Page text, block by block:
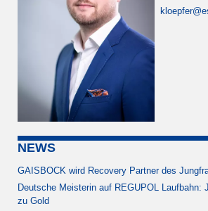
NEWS
GAISBOCK wird Recovery Partner des
Deutsche Meisterin auf REGUPOL Laufbahn:
zu Gold